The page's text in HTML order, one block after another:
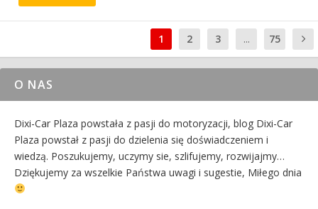
1 2 3 ... 75
O NAS
Dixi-Car Plaza powstała z pasji do motoryzacji, blog Dixi-Car
Plaza powstał z pasji do dzielenia się doświadczeniem i
wiedzą. Poszukujemy, uczymy sie, szlifujemy, rozwijajmy…
Dziękujemy za wszelkie Państwa uwagi i sugestie, Miłego dnia